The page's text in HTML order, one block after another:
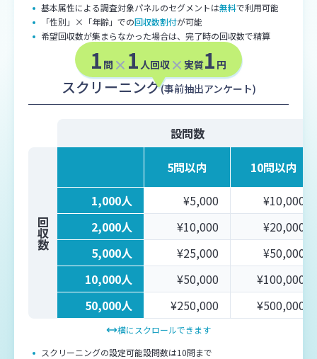
基本属性による調査対象パネルのセグメントは無料で利用可能
「性別」×「年齢」での回収数割付が可能
希望回収数が集まらなかった場合は、完了時の回収数で精算
スクリーニング(事前抽出アンケート)
1 問 1 人回収 実質1 円
設問数
回収数
5問以内
10問以内
1,000人
¥5,000
¥10,000
2,000人
¥10,000
¥20,000
5,000人
¥25,000
¥50,000
10,000人
¥50,000
¥100,000
50,000人
¥250,000 ¥500,000
横にスクロールできます
スクリーニングの設定可能設問数は10問まで